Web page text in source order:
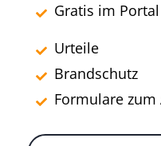
Gratis im
Urteile
Brandschutz
Formulare zum